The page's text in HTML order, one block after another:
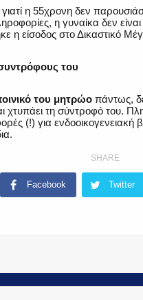
γιατί η 55χρονη δεν
η γυναίκα δεν
η είσοδος στο Δικαστικό
του
του μητρώο πάντως,
χτυπάει τη σύντροφό του.
(!) για
SHARE
Facebook Twitter
byG POiNT ADV-